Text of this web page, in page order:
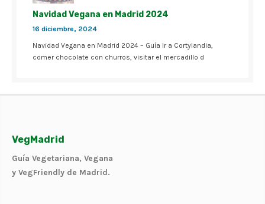
Navidad Vegana en Madrid 2024
16 diciembre, 2024
Navidad Vegana en Madrid 2024 – Guía Ir a Cortylandia,
comer chocolate con churros, visitar el mercadillo d
VegMadrid
Guía Vegetariana, Vegana
y VegFriendly de Madrid.